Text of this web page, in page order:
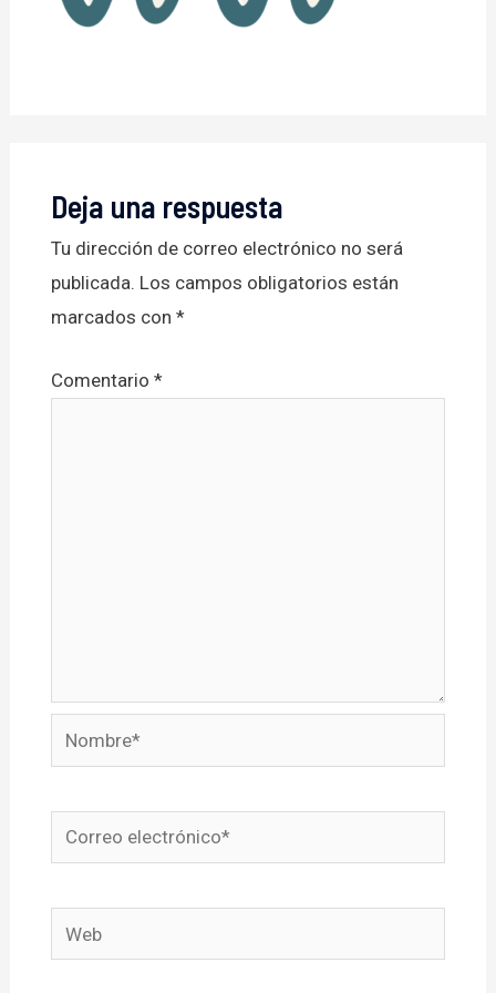
Deja una respuesta
Tu dirección de correo electrónico no será
publicada. Los campos obligatorios están
marcados con *
Comentario *
Nombre*
Correo
electrónico*
Web